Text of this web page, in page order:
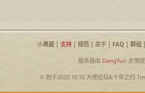
小黑屋| 支持| 规范| 关于| FAQ| 群组|
服务器由 DangYun 友情
© 始于2020.10.10 大佬论坛&十年之约